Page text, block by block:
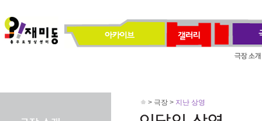
> 극장 > 지난 상영